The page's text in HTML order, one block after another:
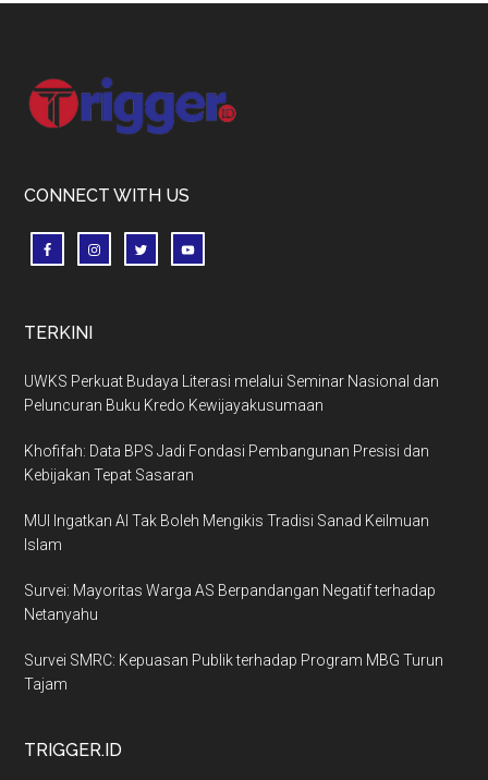
Footer
CONNECT WITH US
TERKINI
UWKS Perkuat Budaya Literasi melalui Seminar Nasional dan
Peluncuran Buku Kredo Kewijayakusumaan
Khofifah: Data BPS Jadi Fondasi Pembangunan Presisi dan
Kebijakan Tepat Sasaran
MUI Ingatkan AI Tak Boleh Mengikis Tradisi Sanad Keilmuan
Islam
Survei: Mayoritas Warga AS Berpandangan Negatif terhadap
Netanyahu
Survei SMRC: Kepuasan Publik terhadap Program MBG Turun
Tajam
TRIGGER.ID